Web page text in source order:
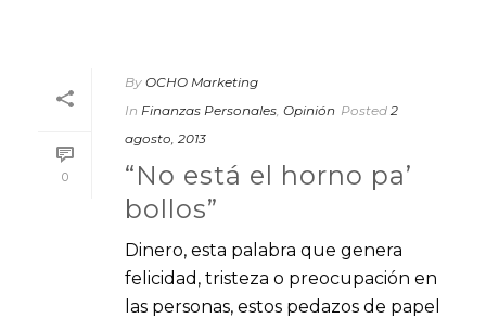
0
By OCHO Marketing
In Finanzas Personales, Opinión Posted 2
agosto, 2013
“No está el horno pa’
bollos”
Dinero, esta palabra que genera
felicidad, tristeza o preocupación en
las personas, estos pedazos de papel